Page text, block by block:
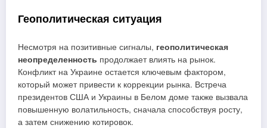
Геополитическая ситуация
Несмотря на позитивные сигналы, геополитическая
неопределенность продолжает влиять на рынок.
Конфликт на Украине остается ключевым фактором,
который может привести к коррекции рынка. Встреча
президентов США и Украины в Белом доме также вызвала
повышенную волатильность, сначала способствуя росту,
а затем снижению котировок.